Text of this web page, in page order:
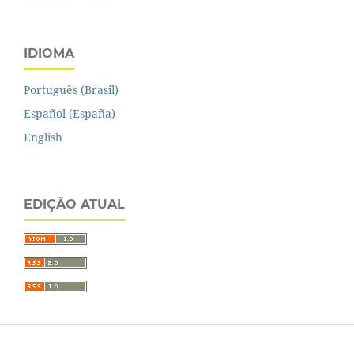
IDIOMA
Português (Brasil)
Español (España)
English
EDIÇÃO ATUAL